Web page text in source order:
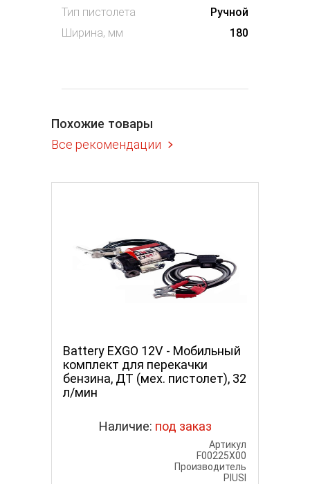
Тип пистолета
Ручной
Ширина, мм
180
Похожие товары
Все рекомендации
Battery EXGO 12V - Мобильный
комплект для перекачки
бензина, ДТ (мех. пистолет), 32
л/мин
Наличие: под заказ
Артикул
F00225X00
Производитель
PIUSI